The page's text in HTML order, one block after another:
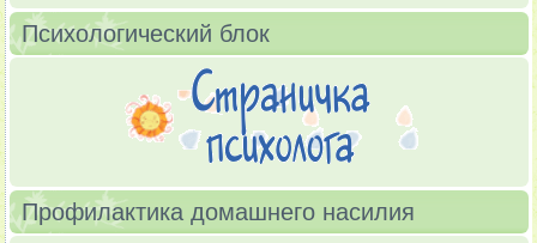
Психологический блок
Профилактика домашнего насилия